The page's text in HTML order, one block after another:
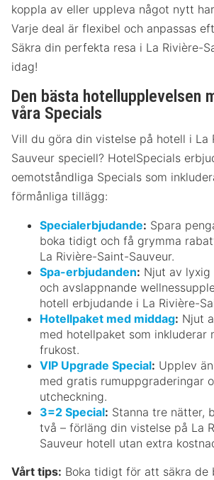
koppla av eller uppleva något nytt
Varje deal är flexibel och anpassas
Säkra din perfekta resa i La Rivière-
idag!
Den bästa hotellupplevelsen
våra Specials
Vill du göra din vistelse på hotell i La
Sauveur speciell? HotelSpecials
oemotståndliga Specials som
förmånliga tillägg:
Specialerbjudande: Spara
boka tidigt och få grymma
La Rivière-Saint-Sauveur.
Spa-erbjudanden: Njut av
och avslappnande
hotell erbjudande i La Rivière-
Hotellpaket med middag: Njut
med hotellpaket som inkluderar
frukost.
VIP Upgrade Special: Upplev
med gratis rumuppgraderingar
utcheckning.
3=2 Special: Stanna tre nätter,
två – förläng din vistelse på La
Sauveur hotell utan extra
Vårt tips: Boka tidigt för att säkra de